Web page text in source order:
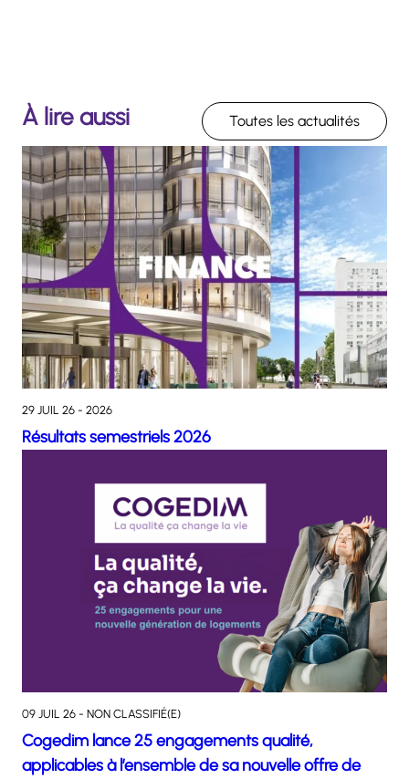
À lire aussi Toutes les actualités
29 JUIL 26 - 2026
Résultats semestriels 2026
09 JUIL 26 - NON CLASSIFIÉ(E)
Cogedim lance 25 engagements qualité,
applicables à l’ensemble de sa nouvelle offre de